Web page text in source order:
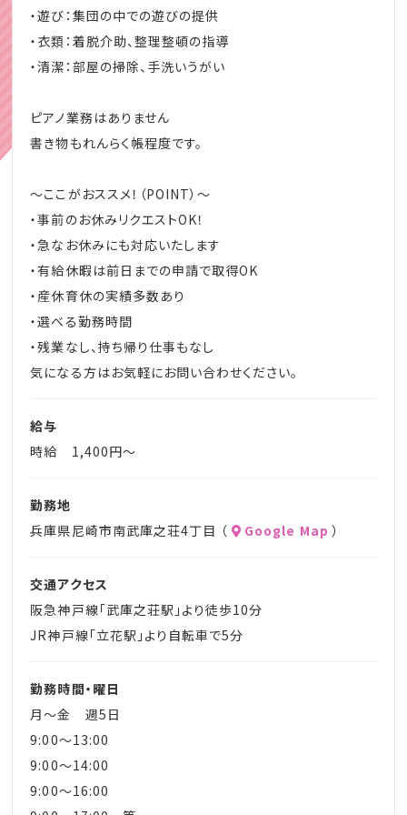
・遊び：集団の中での遊びの提供
・衣類：着脱介助、整理整頓の指導
・清潔：部屋の掃除、手洗いうがい
ピアノ業務はありません
書き物もれんらく帳程度です。
～ここがおススメ！（POINT）～
・事前のお休みリクエストOK！
・急なお休みにも対応いたします
・有給休暇は前日までの申請で取得OK
・産休育休の実績多数あり
・選べる勤務時間
・残業なし、持ち帰り仕事もなし
気になる方はお気軽にお問い合わせください。
給与
時給 1,400円～
勤務地
兵庫県尼崎市南武庫之荘4丁目 （
Google Map ）
交通アクセス
阪急神戸線「武庫之荘駅」より徒歩10分
JR神戸線「立花駅」より自転車で5分
勤務時間・曜日
月～金 週5日
9:00～13:00
9:00～14:00
9:00～16:00